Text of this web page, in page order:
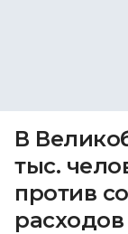
В
тыс.
против
расходов